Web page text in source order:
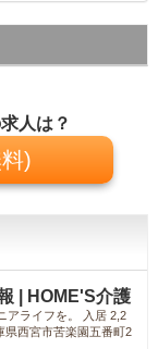
人は？
)
| HOME'S介護
アライフを。 入居 2,2
県西宮市苦楽園五番町2